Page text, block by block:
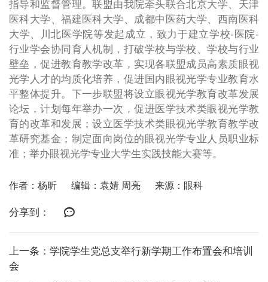
指导和监督管理。联盟由我院牵头联合北京大学、天津
医科大学、福建医科大学、成都中医药大学、西南医科
大学、川北医学院等发起成立，致力于建立学校-医院-
行业学会协同育人机制，打破学校与学校、学校与行业
壁垒，促进教育教学改革，实现各联盟成员高素质眼视
光学人才的均质化培养，促进国内眼视光学专业教育水
平整体提升。下一步联盟将设立眼视光学教育改革发展
论坛，计划每年举办一次，促进医学技术类眼视光学教
育的改革和发展；设立医学技术类眼视光学教育教学改
革研究基金；制定面向岗位的眼视光学专业人员职业标
准；举办眼视光学专业大学生实践技能大赛等。
作者：杨昕 编辑：袁婧 周亮 来源：眼科
分享到：
上一条：学院学生党总支举行新学期工作布置会和培训
会